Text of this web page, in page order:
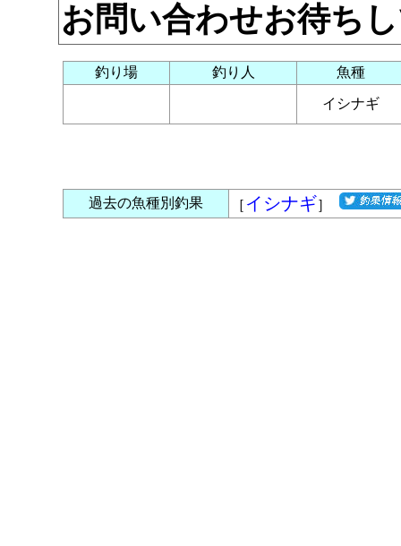
お問い合わせお待ち
釣り場 釣り人 魚種
イシナギ
過去の魚種別釣果 ［ イシナギ］